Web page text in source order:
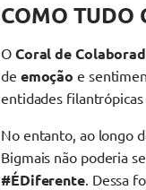
COMO TUDO
O Coral de
de emoçãoe
entidades filantrópicas
No entanto, ao longo
Bigmais não poderia
#ÉDiferente. Dessa